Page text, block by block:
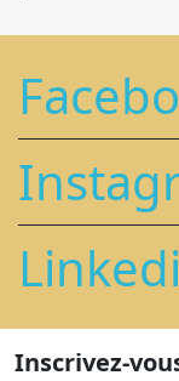
Inscrivez-